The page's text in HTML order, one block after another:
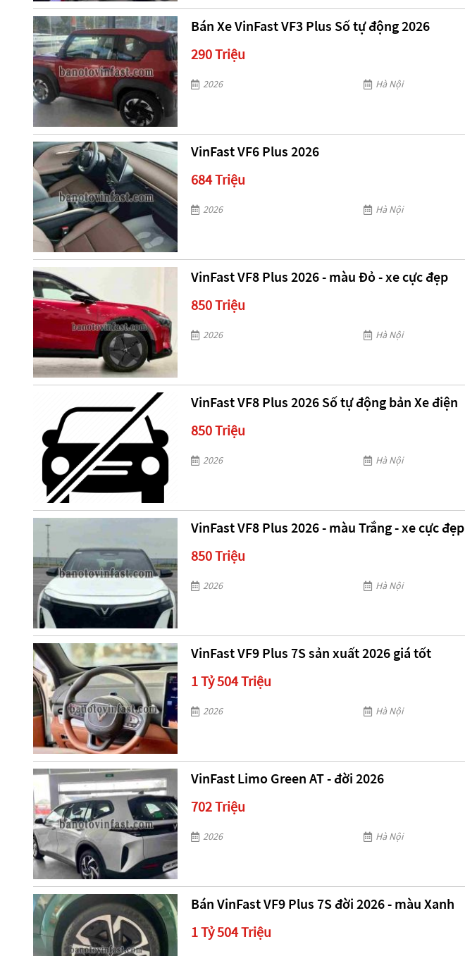
Bán Xe VinFast VF3 Plus Số tự động 2026
290 Triệu
2026 Hà Nội
VinFast VF6 Plus 2026
684 Triệu
2026 Hà Nội
VinFast VF8 Plus 2026 - màu Đỏ - xe cực đẹp
850 Triệu
2026 Hà Nội
VinFast VF8 Plus 2026 Số tự động bản Xe điện
850 Triệu
2026 Hà Nội
VinFast VF8 Plus 2026 - màu Trắng - xe cực đẹp
850 Triệu
2026 Hà Nội
VinFast VF9 Plus 7S sản xuất 2026 giá tốt
1 Tỷ 504 Triệu
2026 Hà Nội
VinFast Limo Green AT - đời 2026
702 Triệu
2026 Hà Nội
Bán VinFast VF9 Plus 7S đời 2026 - màu Xanh
1 Tỷ 504 Triệu